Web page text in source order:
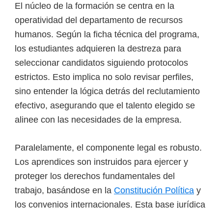
l
S
E
N
A
El núcleo de la formación se centra en la
operatividad del departamento de recursos
humanos. Según la ficha técnica del programa,
los estudiantes adquieren la destreza para
seleccionar candidatos siguiendo protocolos
estrictos. Esto implica no solo revisar perfiles,
sino entender la lógica detrás del reclutamiento
efectivo, asegurando que el talento elegido se
alinee con las necesidades de la empresa.
Paralelamente, el componente legal es robusto.
Los aprendices son instruidos para ejercer y
proteger los derechos fundamentales del
trabajo, basándose en la Constitución Política y
los convenios internacionales. Esta base jurídica